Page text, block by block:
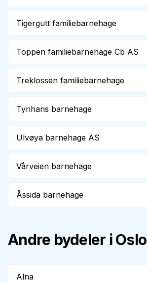
Tigergutt familiebarnehage
Toppen familiebarnehage Cb AS
Treklossen familiebarnehage
Tyrihans barnehage
Ulvøya barnehage AS
Vårveien barnehage
Åssida barnehage
Andre bydeler i Oslo
Alna